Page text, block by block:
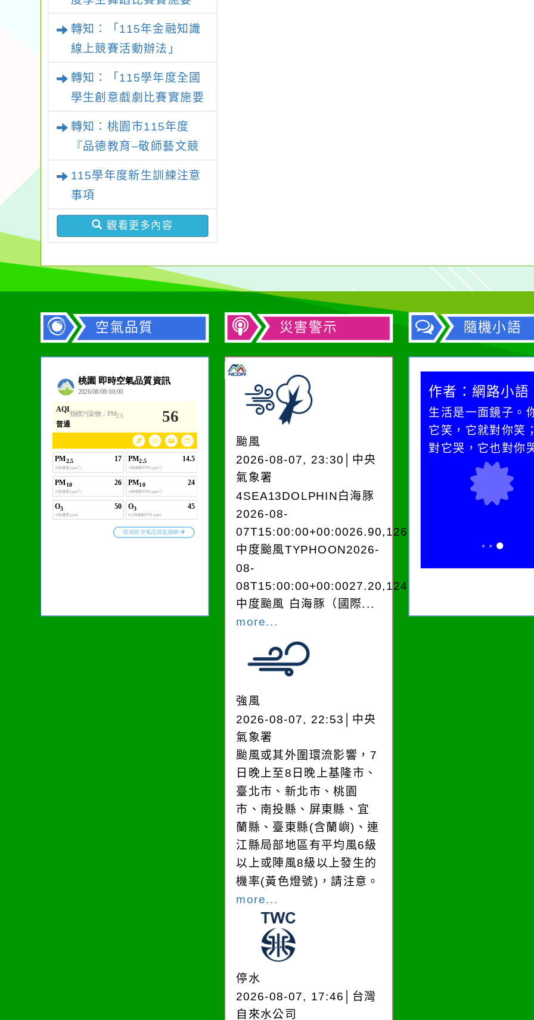
轉知：「115年金融知識
線上競賽活動辦法」
轉知：「115學年度全國
學生創意戲劇比賽實施要
轉知：桃園市115年度
『品德教育–敬師藝文競
115學年度新生訓練注意
事項
觀看更多內容
空氣品質 災害警示
颱風
2026-08-07, 23:30│中央
氣象署
4SEA13DOLPHIN白海豚
2026-08-
07T15:00:00+00:0026.90,126.604050950280
中度颱風TYPHOON2026-
08-
08T15:00:00+00:0027.20,124.204050950280
中度颱風 白海豚（國際...
more...
強風
2026-08-07, 22:53│中央
氣象署
颱風或其外圍環流影響，7
日晚上至8日晚上基隆市、
臺北市、新北市、桃園
市、南投縣、屏東縣、宜
蘭縣、臺東縣(含蘭嶼)、連
江縣局部地區有平均風6級
以上或陣風8級以上發生的
機率(黃色燈號)，請注意。
more...
停水
2026-08-07, 17:46│台灣
自來水公司
隨機小語
一杯清水因滴入一滴污
水而變污濁，一杯污水
卻不會因一滴清水的存
在而變清澈。
作者：網路小語
在實現理想的路途中，
誘惑。
作者：網路小語
生活是一面鏡子。
它笑，它就對你笑
對它哭，它也對你